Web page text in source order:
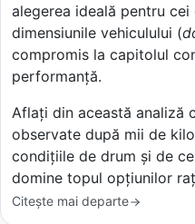
alegerea ideală pentru
dimensiunile vehiculului (
compromis la capitolul
performanță.
Aflați din această analiză
observate după mii de
condițiile de drum și de
domine topul opțiunilor
Citește mai departe